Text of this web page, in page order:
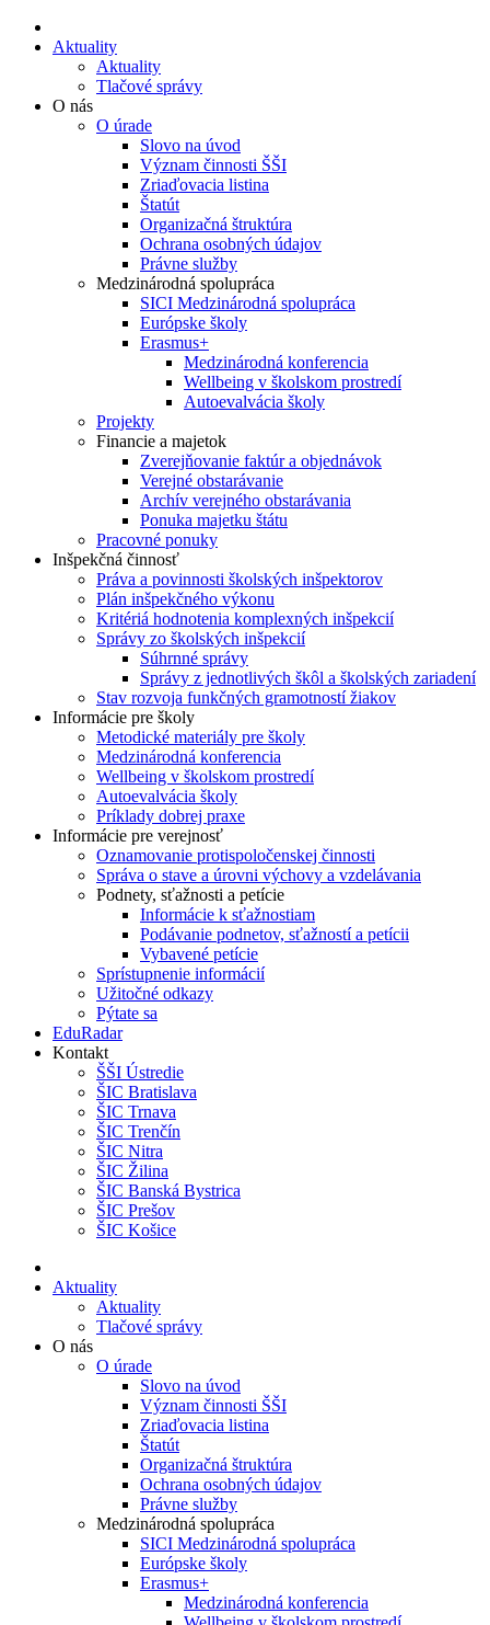
Aktuality
Aktuality
Tlačové správy
O nás
O úrade
Slovo na úvod
Význam činnosti ŠŠI
Zriaďovacia listina
Štatút
Organizačná štruktúra
Ochrana osobných údajov
Právne služby
Medzinárodná spolupráca
SICI Medzinárodná spolupráca
Európske školy
Erasmus+
Medzinárodná konferencia
Wellbeing v školskom prostredí
Autoevalvácia školy
Projekty
Financie a majetok
Zverejňovanie faktúr a objednávok
Verejné obstarávanie
Archív verejného obstarávania
Ponuka majetku štátu
Pracovné ponuky
Inšpekčná činnosť
Práva a povinnosti školských inšpektorov
Plán inšpekčného výkonu
Kritériá hodnotenia komplexných inšpekcií
Správy zo školských inšpekcií
Súhrnné správy
Správy z jednotlivých škôl a školských zariadení
Stav rozvoja funkčných gramotností žiakov
Informácie pre školy
Metodické materiály pre školy
Medzinárodná konferencia
Wellbeing v školskom prostredí
Autoevalvácia školy
Príklady dobrej praxe
Informácie pre verejnosť
Oznamovanie protispoločenskej činnosti
Správa o stave a úrovni výchovy a vzdelávania
Podnety, sťažnosti a petície
Informácie k sťažnostiam
Podávanie podnetov, sťažností a petícii
Vybavené petície
Sprístupnenie informácií
Užitočné odkazy
Pýtate sa
EduRadar
Kontakt
ŠŠI Ústredie
ŠIC Bratislava
ŠIC Trnava
ŠIC Trenčín
ŠIC Nitra
ŠIC Žilina
ŠIC Banská Bystrica
ŠIC Prešov
ŠIC Košice
Aktuality
Aktuality
Tlačové správy
O nás
O úrade
Slovo na úvod
Význam činnosti ŠŠI
Zriaďovacia listina
Štatút
Organizačná štruktúra
Ochrana osobných údajov
Právne služby
Medzinárodná spolupráca
SICI Medzinárodná spolupráca
Európske školy
Erasmus+
Medzinárodná konferencia